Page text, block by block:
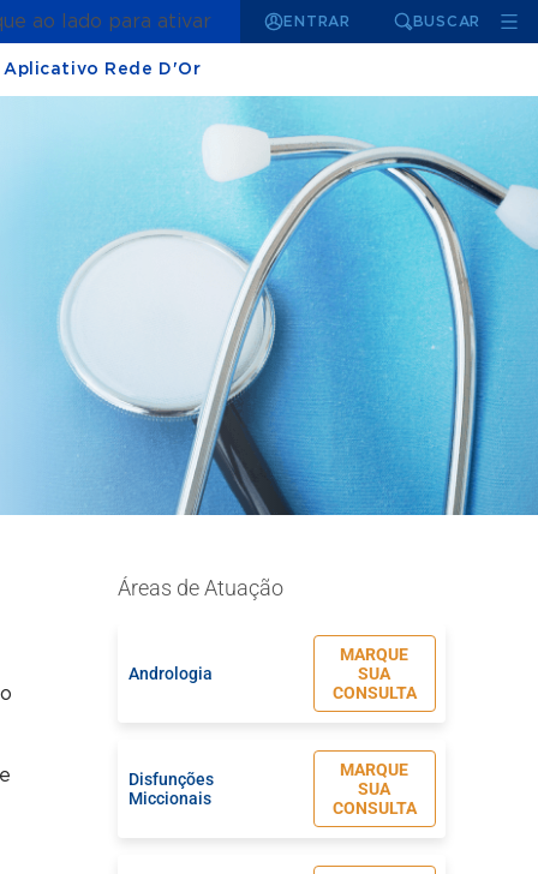
ao lado para ativar ENTRAR BUSCAR
Aplicativo Rede D'Or
Áreas de Atuação
Andrologia
MARQUE
SUA
CONSULTA
Disfunções
Miccionais
MARQUE
SUA
CONSULTA